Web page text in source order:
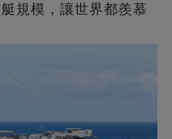
規模，讓世界都羨慕